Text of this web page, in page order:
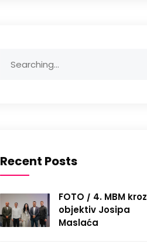
for:
Recent Posts
FOTO / 4. MBM kroz
objektiv Josipa
Maslaća